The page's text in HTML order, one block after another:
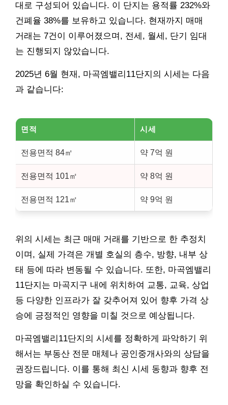
대로 구성되어 있습니다. 이 단지는 용적률 232%와
건폐율 38%를 보유하고 있습니다. 현재까지 매매
거래는 7건이 이루어졌으며, 전세, 월세, 단기 임대
는 진행되지 않았습니다.
2025년 6월 현재, 마곡엠밸리11단지의 시세는 다음
과 같습니다:
면적 시세
전용면적 84㎡ 약 7억 원
전용면적 101㎡ 약 8억 원
전용면적 121㎡ 약 9억 원
위의 시세는 최근 매매 거래를 기반으로 한 추정치
이며, 실제 가격은 개별 호실의 층수, 방향, 내부 상
태 등에 따라 변동될 수 있습니다. 또한, 마곡엠밸리
11단지는 마곡지구 내에 위치하여 교통, 교육, 상업
등 다양한 인프라가 잘 갖추어져 있어 향후 가격 상
승에 긍정적인 영향을 미칠 것으로 예상됩니다.
마곡엠밸리11단지의 시세를 정확하게 파악하기 위
해서는 부동산 전문 매체나 공인중개사와의 상담을
권장드립니다. 이를 통해 최신 시세 동향과 향후 전
망을 확인하실 수 있습니다.